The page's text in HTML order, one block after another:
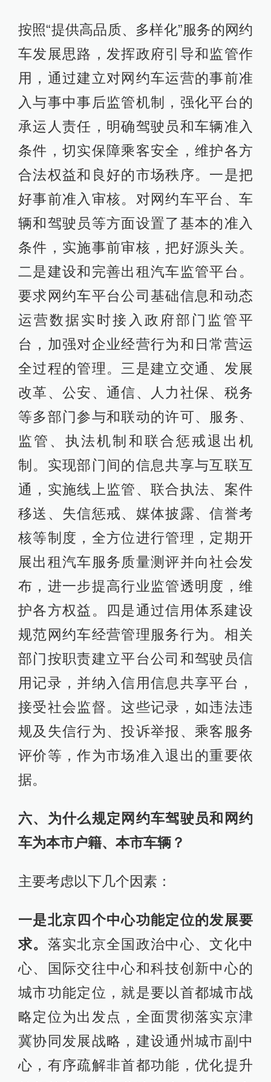
按照“提供高品质、多样化”服务的网约
车发展思路，发挥政府引导和监管作
用，通过建立对网约车运营的事前准
入与事中事后监管机制，强化平台的
承运人责任，明确驾驶员和车辆准入
条件，切实保障乘客安全，维护各方
合法权益和良好的市场秩序。一是把
好事前准入审核。对网约车平台、车
辆和驾驶员等方面设置了基本的准入
条件，实施事前审核，把好源头关。
二是建设和完善出租汽车监管平台。
要求网约车平台公司基础信息和动态
运营数据实时接入政府部门监管平
台，加强对企业经营行为和日常营运
全过程的管理。三是建立交通、发展
改革、公安、通信、人力社保、税务
等多部门参与和联动的许可、服务、
监管、执法机制和联合惩戒退出机
制。实现部门间的信息共享与互联互
通，实施线上监管、联合执法、案件
移送、失信惩戒、媒体披露、信誉考
核等制度，全方位进行管理，定期开
展出租汽车服务质量测评并向社会发
布，进一步提高行业监管透明度，维
护各方权益。四是通过信用体系建设
规范网约车经营管理服务行为。相关
部门按职责建立平台公司和驾驶员信
用记录，并纳入信用信息共享平台，
接受社会监督。这些记录，如违法违
规及失信行为、投诉举报、乘客服务
评价等，作为市场准入退出的重要依
据。
六、为什么规定网约车驾驶员和网约
车为本市户籍、本市车辆？
主要考虑以下几个因素：
一是北京四个中心功能定位的发展要
求。 落实北京全国政治中心、文化中
心、国际交往中心和科技创新中心的
城市功能定位，就是要以首都城市战
略定位为出发点，全面贯彻落实京津
冀协同发展战略，建设通州城市副中
心，有序疏解非首都功能，优化提升